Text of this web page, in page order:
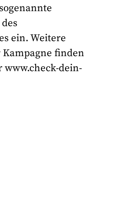
ein. Weitere
finden
dein-